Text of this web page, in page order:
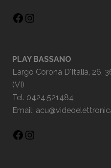
PLAY BASSANO
Largo Corona D'Italia, 26,
(VI)
Tel. 0424.521484
Email: